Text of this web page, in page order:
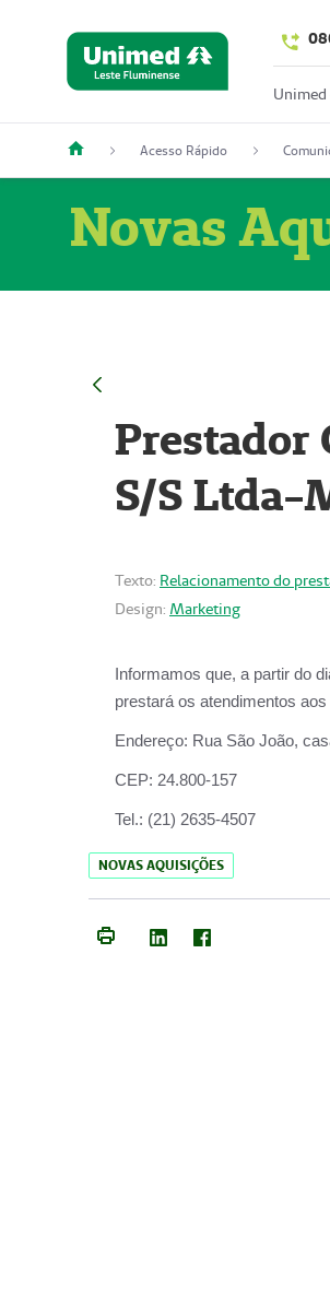
Unimed
Acesso Rápido
Novas
Prestador
S/S Ltda-
Texto: Relacionamento do
Design: Marketing
Informamos que, a partir do
prestará os atendimentos
Endereço: Rua São João,
CEP: 24.800-157
Tel.: (21) 2635-4507
NOVAS AQUISIÇÕES